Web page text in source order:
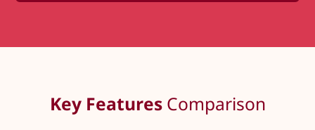
Key FeaturesComparison